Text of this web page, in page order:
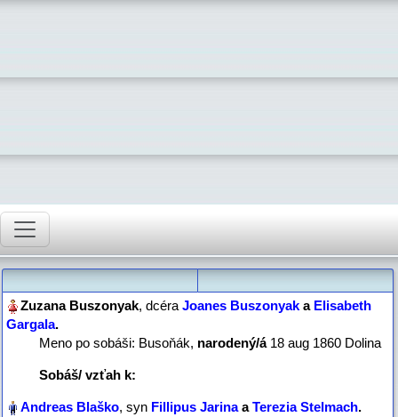
, dcéra Joanes Buszonyak a Elisabeth
Gargala‏.
Meno po sobáši: Busoňák, narodený/á‎18 aug 1860 Dolina‎
Sobáš/ vzťah k:
, syn Fillipus JarinaaTerezia Stelmach‏.